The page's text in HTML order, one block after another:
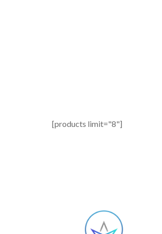
[products limit="8"]